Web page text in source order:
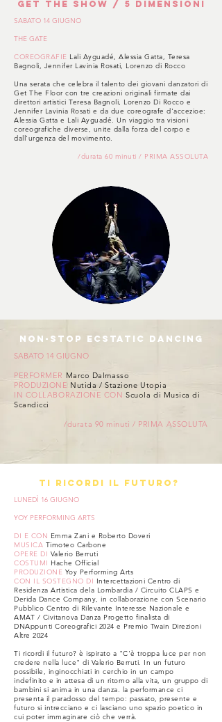
GET THE SHOW / 5 DIMENSIONI
SABATO 14 GIUGNO
THE GATE
COREOGRAFIE Lali Ayguadé, Alessia Gatta, Teresa
Bagnoli, Jennifer Lavinia Rosati, Lorenzo di Rocco
Una serata che celebra il talento dei giovani danzatori di
Get The Floor con tre creazioni originali firmate dai
direttori artistici Teresa Bagnoli, Lorenzo Di Rocco e
Jennifer Lavinia Rosati e da due coreografe d'accezioe:
Alessia Gatta e Lali Ayguadé. Un viaggio tra visioni
coreografiche diverse, unite dalla forza del corpo e
dall'urgenza del movimento.
/durata 60 minuti / PRIMA ASSOLUTA
NON-STOP ECSTATIC DANCING
SABATO 14 GIUGNO
PERFORMER Marco Dalmasso
PRODUZIONE Nutida / Stazione Utopia
IN COLLABORAZIONE CONScuola di Musica di
Scandicci
/durata 90 minuti / PRIMA ASSOLUTA
TI RICORDI IL FUTURO?
LUNEDÌ 16 GIUGNO
YOY PERFORMING ARTS
DI E CON Emma Zani e Roberto Doveri
MUSICA Timoteo Carbone
OPERE DI Valerio Berruti
COSTUMI Hache Official
PRODUZIONE Yoy Performing Arts
CON IL SOSTEGNO DI Intercettazioni Centro di
Residenza Artistica dela Lombardia / Circuito CLAPS e
Derida Dance Company, in collaborazione con Scenario
Pubblico Centro di Rilevante Interesse Nazionale e
AMAT / Civitanova Danza Progetto finalista di
DNAppunti Coreografici 2024 e Premio Twain Direzioni
Altre 2024
Ti ricordi il futuro? è ispirato a "C'è troppa luce per non
credere nella luce" di Valerio Berruti. In un futuro
possibile, inginocchiati in cerchio in un campo
indefinito e in attesa di un ritorno alla vita, un gruppo di
bambini si anima in una danza. la performance ci
presenta il paradosso del tempo: passato, presente e
futuro si intrecciano e ci lasciano uno spazio poetico in
cui poter immaginare ciò che verrà.